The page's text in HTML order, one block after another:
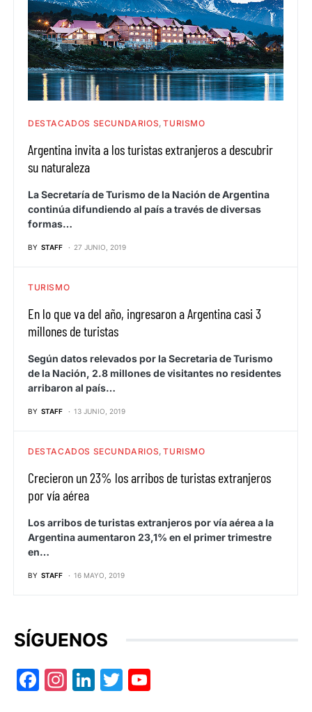
DESTACADOS SECUNDARIOS TURISMO
Argentina invita a los turistas extranjeros a descubrir
su naturaleza
La Secretaría de Turismo de la Nación de Argentina
continúa difundiendo al país a través de diversas
formas…
BY STAFF 27 JUNIO, 2019
TURISMO
En lo que va del año, ingresaron a Argentina casi 3
millones de turistas
Según datos relevados por la Secretaria de Turismo
de la Nación, 2.8 millones de visitantes no residentes
arribaron al país…
BY STAFF 13 JUNIO, 2019
DESTACADOS SECUNDARIOS TURISMO
Crecieron un 23% los arribos de turistas extranjeros
por vía aérea
Los arribos de turistas extranjeros por vía aérea a la
Argentina aumentaron 23,1% en el primer trimestre
en…
BY STAFF 16 MAYO, 2019
SÍGUENOS
Facebook
Instagram
LinkedIn
Twitter